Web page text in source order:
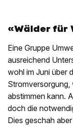
«Wälder für
Eine Gruppe
ausreichend
wohl im Juni über
Stromversorgung,
abstimmen kann.
doch die
Dies geschah